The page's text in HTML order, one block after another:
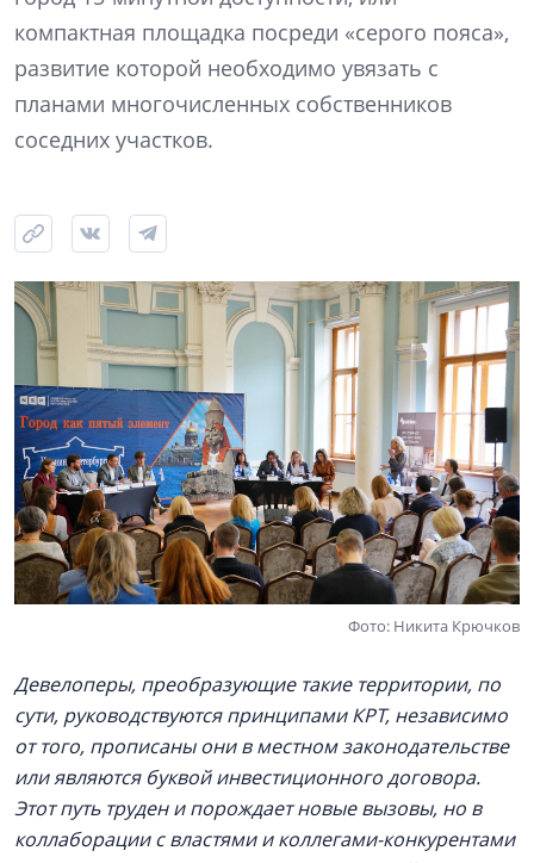
компактная площадка посреди «серого пояса»,
развитие которой необходимо увязать с
планами многочисленных собственников
соседних участков.
Фото: Никита Крючков
Девелоперы, преобразующие такие территории, по
сути, руководствуются принципами КРТ, независимо
от того, прописаны они в местном законодательстве
или являются буквой инвестиционного договора.
Этот путь труден и порождает новые вызовы, но в
коллаборации с властями и коллегами-конкурентами